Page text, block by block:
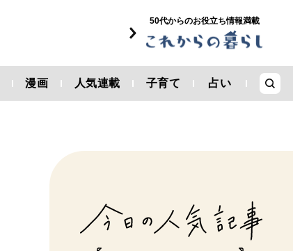
50代からのお役立ち情報満載
漫画 人気連載 子育て 占い